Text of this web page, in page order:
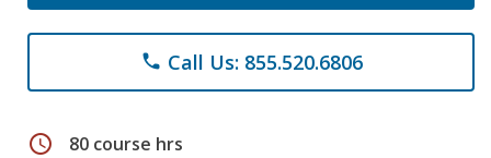
phone Call Us: 855.520.6806
schedule 80 course hrs